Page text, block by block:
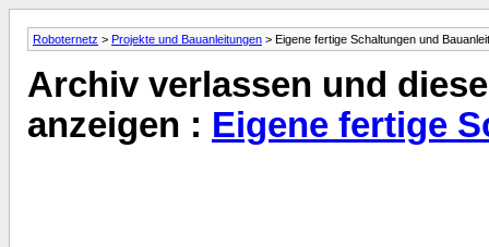
Roboternetz > Projekte und Bauanleitungen > Eigene fertige Schaltungen und
Archiv verlassen und
anzeigen : Eigene fertige